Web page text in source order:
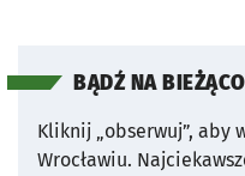
BĄDŹ NA
Kliknij „obserwuj”, aby
Wrocławiu.